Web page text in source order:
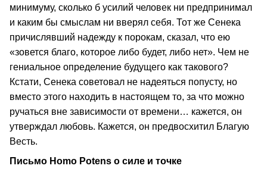
минимуму, сколько б усилий человек ни предпринимал
и каким бы смыслам ни вверял себя. Тот же Сенека
причислявший надежду к порокам, сказал, что ею
«зовется благо, которое либо будет, либо нет». Чем не
гениальное определение будущего как такового?
Кстати, Сенека советовал не надеяться попусту, но
вместо этого находить в настоящем то, за что можно
ручаться вне зависимости от времени… кажется, он
утверждал любовь. Кажется, он предвосхитил Благую
Весть.
Письмо Homo Potens о силе и точке